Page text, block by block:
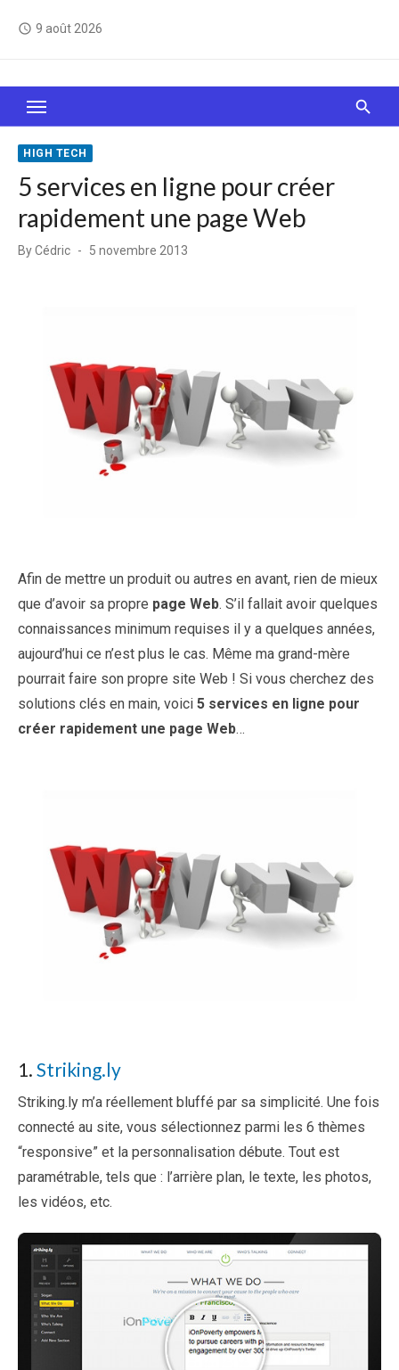
access_time 9 août 2026
Le Web, c'est comme une boîte de chocolats… On
sait jamais sur quoi on va tomber !
HIGH TECH
5 services en ligne pour créer
rapidement une page Web
ByCédric
Posted
5 novembre 2013
Afin de mettre un produit ou autres en avant, rien de mieux
que d’avoir sa propre page Web. S’il fallait avoir quelques
connaissances minimum requises il y a quelques années,
aujourd’hui ce n’est plus le cas. Même ma grand-mère
pourrait faire son propre site Web ! Si vous cherchez des
solutions clés en main, voici 5 services en ligne pour
créer rapidement une page Web…
1. Striking.ly
Striking.ly m’a réellement bluffé par sa simplicité. Une fois
connecté au site, vous sélectionnez parmi les 6 thèmes
“responsive” et la personnalisation débute. Tout est
paramétrable, tels que : l’arrière plan, le texte, les photos,
les vidéos, etc.